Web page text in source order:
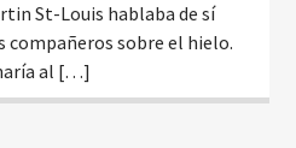
St-Louis hablaba de sí
compañeros sobre el hielo.
al […]